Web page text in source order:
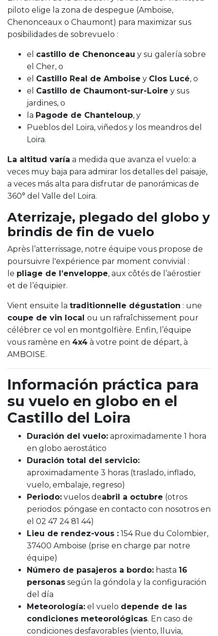
piloto elige la zona de despegue (Amboise,
Chenonceaux o Chaumont) para maximizar sus
posibilidades de sobrevuelo :
el castillo de Chenonceau y su galería sobre
el Cher, o
el Castillo Real de Amboise y Clos Lucé, o
el Castillo de Chaumont-sur-Loire y sus
jardines, o
la Pagode de Chanteloup, y
Pueblos del Loira, viñedos y los meandros del
Loira.
La altitud varía a medida que avanza el vuelo: a
veces muy baja para admirar los detalles del paisaje,
a veces más alta para disfrutar de panorámicas de
360° del Valle del Loira.
Aterrizaje, plegado del globo y
brindis de fin de vuelo
Après l’atterrissage, notre équipe vous propose de
poursuivre l'expérience par moment convivial :
le pliage de l’enveloppe, aux côtés de l’aérostier
et de l’équipier.
Vient ensuite la traditionnelle dégustation : une
coupe de vin local ou un rafraîchissement pour
célébrer ce vol en montgolfière. Enfin, l’équipe
vous ramène en 4x4 à votre point de départ, à
AMBOISE.
Información práctica para
su vuelo en globo en el
Castillo del Loira
Duración del vuelo: aproximadamente 1 hora
en globo aerostático
Duración total del servicio:
aproximadamente 3 horas (traslado, inflado,
vuelo, embalaje, regreso)
Periodo: vuelos deabril a octubre (otros
periodos: póngase en contacto con nosotros en
el 02 47 24 81 44)
Lieu de rendez-vous : 154 Rue du Colombier,
37400 Amboise (prise en charge par notre
équipe)
Número de pasajeros a bordo: hasta 16
personas según la góndola y la configuración
del día
Meteorología: el vuelo depende de las
condiciones meteorológicas. En caso de
condiciones desfavorables (viento, lluvia,